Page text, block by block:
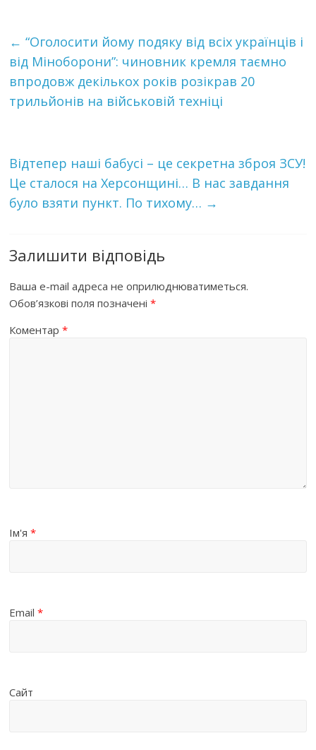
← “Оголосити йому подяку від всіх українців і
від Міноборони”: чиновник кремля таємно
впродовж декількох років розікрав 20
трильйонів на військовій техніці
Відтепер наші бабусі – це секретна збpоя ЗСУ!
Це сталося на Херсонщині… В нас завдання
було взяти пункт. По тихому… →
Залишити відповідь
Ваша e-mail адреса не оприлюднюватиметься.
Обов’язкові поля позначені*
Коментар*
Ім'я*
Email*
Сайт